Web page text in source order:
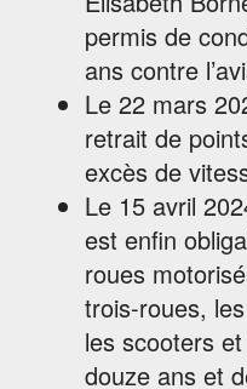
permis de
ans contre
Le 22 mars
retrait de
excès de
Le 15 avril
est enfin
roues
trois-roues,
les scooters
douze ans et